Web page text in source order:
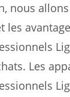
nous
les
Les